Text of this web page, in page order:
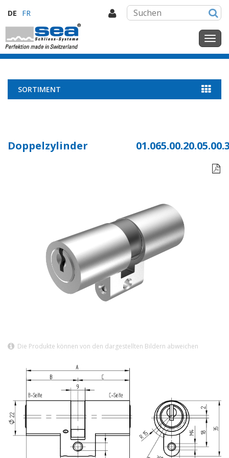
DE FR
SORTIMENT
Doppelzylinder

Die Produkte können von den dargestellten Bildern abweichen